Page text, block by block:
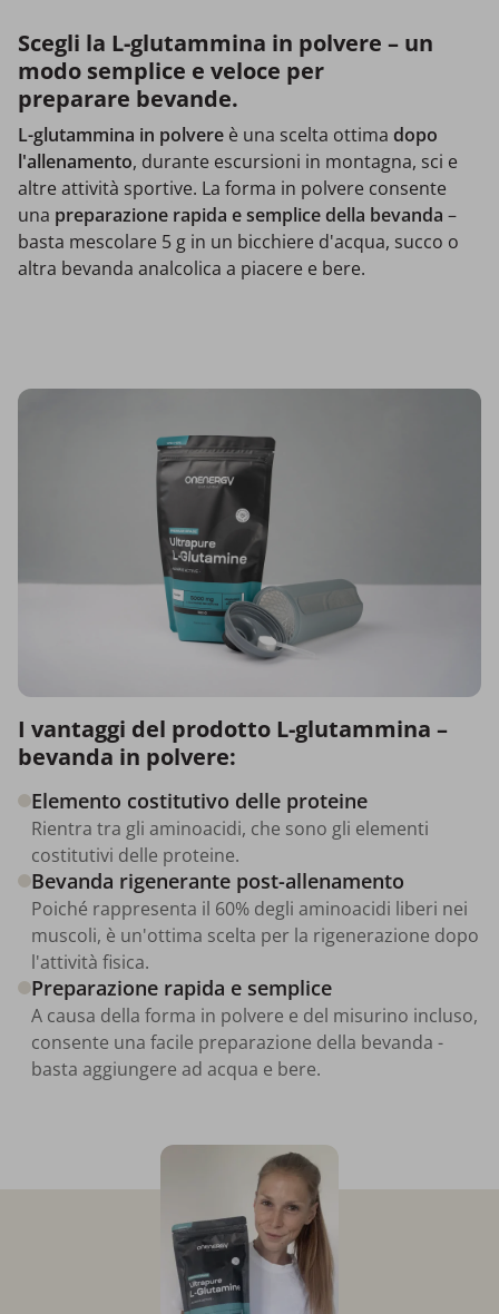
Scegli la L-glutammina in polvere – un
modo semplice e veloce per
preparare bevande.
L-glutammina in polvere è una scelta ottima dopo
l'allenamento, durante escursioni in montagna, sci e
altre attività sportive. La forma in polvere consente
una preparazione rapida e semplice della bevanda –
basta mescolare 5 g in un bicchiere d'acqua, succo o
altra bevanda analcolica a piacere e bere.
I vantaggi del prodotto L-glutammina –
bevanda in polvere:
Elemento costitutivo delle proteine
Rientra tra gli aminoacidi, che sono gli elementi
costitutivi delle proteine.
Bevanda rigenerante post-allenamento
Poiché rappresenta il 60% degli aminoacidi liberi nei
muscoli, è un'ottima scelta per la rigenerazione dopo
l'attività fisica.
Preparazione rapida e semplice
A causa della forma in polvere e del misurino incluso,
consente una facile preparazione della bevanda -
basta aggiungere ad acqua e bere.